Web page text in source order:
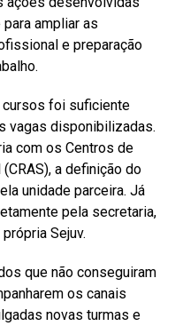
ampliar as
e preparação
cursos foi suficiente
vagas disponibilizadas.
com os Centros de
a definição do
unidade parceira. Já
pela secretaria,
Sejuv.
que não conseguiram
os canais
novas turmas e